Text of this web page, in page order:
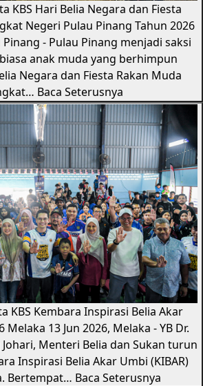
KBS Hari Belia Negara dan Fiesta
Negeri Pulau Pinang Tahun 2026
Pinang - Pulau Pinang menjadi saksi
anak muda yang berhimpun
Negara dan Fiesta Rakan Muda
Baca Seterusnya
KBS Kembara Inspirasi Belia Akar
Melaka 13 Jun 2026, Melaka - YB Dr.
Menteri Belia dan Sukan turun
Inspirasi Belia Akar Umbi (KIBAR)
Bertempat… Baca Seterusnya